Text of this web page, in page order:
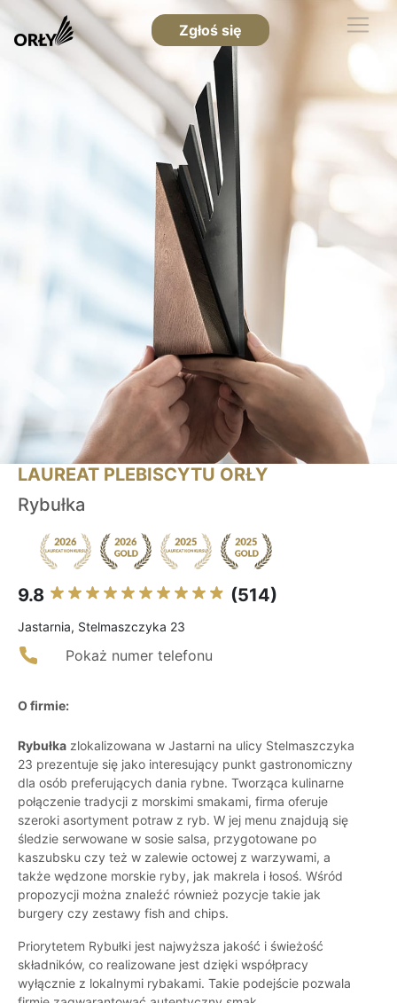
Zgłoś się
LAUREAT PLEBISCYTU ORŁY
Rybułka
9.8 (514)
Jastarnia, Stelmaszczyka 23
Pokaż numer telefonu
O firmie:
Rybułka zlokalizowana w Jastarni na ulicy Stelmaszczyka
23 prezentuje się jako interesujący punkt gastronomiczny
dla osób preferujących dania rybne. Tworząca kulinarne
połączenie tradycji z morskimi smakami, firma oferuje
szeroki asortyment potraw z ryb. W jej menu znajdują się
śledzie serwowane w sosie salsa, przygotowane po
kaszubsku czy też w zalewie octowej z warzywami, a
także wędzone morskie ryby, jak makrela i łosoś. Wśród
propozycji można znaleźć również pozycje takie jak
burgery czy zestawy fish and chips.
Priorytetem Rybułki jest najwyższa jakość i świeżość
składników, co realizowane jest dzięki współpracy
wyłącznie z lokalnymi rybakami. Takie podejście pozwala